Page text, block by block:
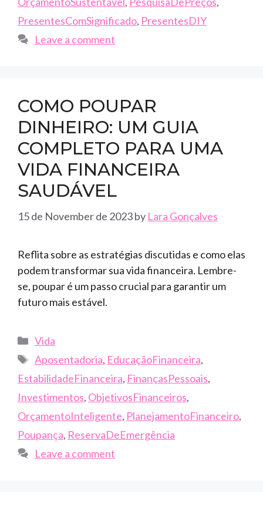
PresentesComSignificado, PresentesDIY
Leave a comment
COMO POUPAR
DINHEIRO: UM GUIA
COMPLETO PARA UMA
VIDA FINANCEIRA
SAUDÁVEL
15 de November de 2023by Lara Gonçalves
Reflita sobre as estratégias discutidas e como elas
podem transformar sua vida financeira. Lembre-
se, poupar é um passo crucial para garantir um
futuro mais estável.
Categories
Vida
Tags
Aposentadoria, EducaçãoFinanceira,
EstabilidadeFinanceira, FinançasPessoais,
Investimentos, ObjetivosFinanceiros,
OrçamentoInteligente, PlanejamentoFinanceiro,
Poupança, ReservaDeEmergência
Leave a comment